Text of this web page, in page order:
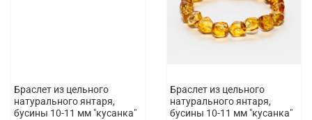
Браслет из цельного
натурального янтаря,
бусины 10-11 мм "кусанка"
Браслет из цельного
натурального янтаря,
бусины 10-11 мм "кусанка"